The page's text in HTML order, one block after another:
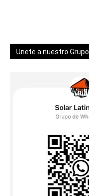
Unete a nuestro Grupo